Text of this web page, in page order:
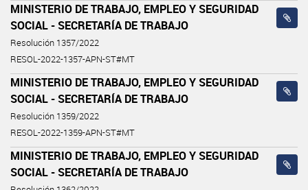
MINISTERIO DE TRABAJO, EMPLEO Y SEGURIDAD
SOCIAL - SECRETARÍA DE TRABAJO
Resolución 1357/2022
RESOL-2022-1357-APN-ST#MT
MINISTERIO DE TRABAJO, EMPLEO Y SEGURIDAD
SOCIAL - SECRETARÍA DE TRABAJO
Resolución 1359/2022
RESOL-2022-1359-APN-ST#MT
MINISTERIO DE TRABAJO, EMPLEO Y SEGURIDAD
SOCIAL - SECRETARÍA DE TRABAJO